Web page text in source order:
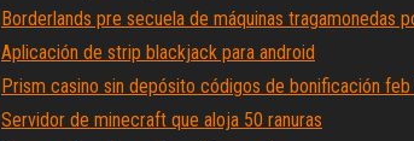
Borderlands pre secuela de máquinas tragamonedas
Aplicación de strip blackjack para android
Prism casino sin depósito códigos de bonificación
Servidor de minecraft que aloja 50 ranuras